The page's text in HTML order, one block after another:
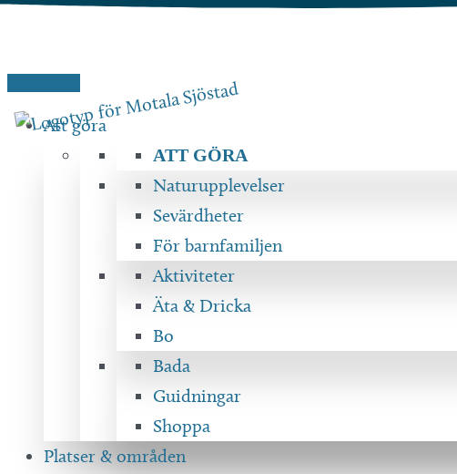
innehåll
Att göra
ATT GÖRA
Naturupplevelser
Sevärdheter
För barnfamiljen
Aktiviteter
Äta & Dricka
Bo
Bada
Guidningar
Shoppa
Platser & områden